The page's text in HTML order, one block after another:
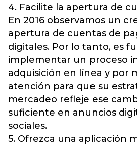
4. Facilite la apertura de
En 2016 observamos un
apertura de cuentas de
digitales. Por lo tanto, es
implementar un proceso
adquisición en línea y por
atención para que su
mercadeo refleje ese
suficiente en anuncios
sociales.
5. Ofrezca una aplicación